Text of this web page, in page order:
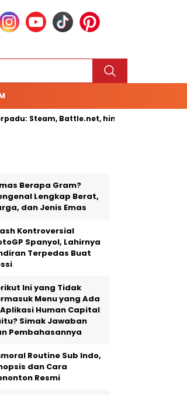
Steam, Battle.net, hingga Cloud Gaming
Berapa Gram?
Lengkap Berat,
dan Jenis Emas
Kontroversial
Spanyol, Lahirnya
Terpedas Buat
Ini yang Tidak
Menu yang Ada
Human Capital
Simak Jawaban
Pembahasannya
Routine Sub Indo,
dan Cara
Resmi